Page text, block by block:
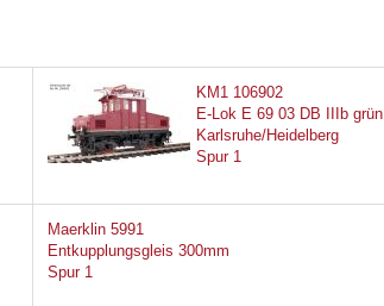
KM1 106902
E-Lok E 69 03 DB IIIb grün
Karlsruhe/Heidelberg
Spur 1
Maerklin 5991
Entkupplungsgleis 300mm
Spur 1